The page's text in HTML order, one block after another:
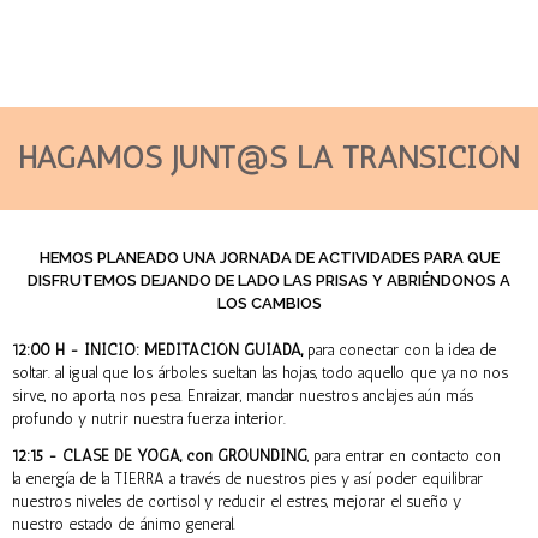
HAGAMOS JUNT@S LA TRANSICIÓN
HEMOS PLANEADO UNA JORNADA DE ACTIVIDADES PARA QUE
DISFRUTEMOS DEJANDO DE LADO LAS PRISAS Y ABRIÉNDONOS A
LOS CAMBIOS
12:00 H - INICIO: MEDITACIÓN GUIADA, para conectar con la idea de
soltar. al igual que los árboles sueltan las hojas, todo aquello que ya no nos
sirve, no aporta, nos pesa. Enraizar, mandar nuestros anclajes aún más
profundo y nutrir nuestra fuerza interior.
12:15 - CLASE DE YOGA, con GROUNDING, para entrar en contacto con
la energía de la TIERRA a través de nuestros pies y así poder equilibrar
nuestros niveles de cortisol y reducir el estres, mejorar el sueño y
nuestro estado de ánimo general.